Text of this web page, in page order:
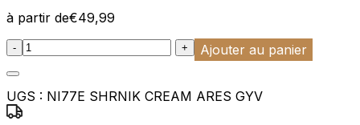
à partir de€49,99
:product_name quantity
- + Ajouter au panier
UGS : NI77E SHRNIK CREAM ARES GYV